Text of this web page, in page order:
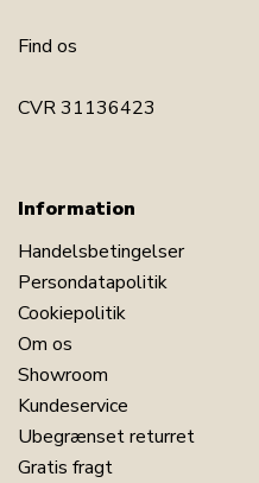
Find os
CVR 31136423
Information
Handelsbetingelser
Persondatapolitik
Cookiepolitik
Om os
Showroom
Kundeservice
Ubegrænset returret
Gratis fragt